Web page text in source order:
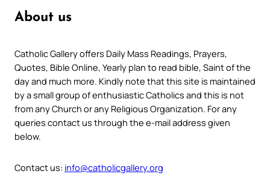
About us
Catholic Gallery offers Daily Mass Readings, Prayers,
Quotes, Bible Online, Yearly plan to read bible, Saint of the
day and much more. Kindly note that this site is maintained
by a small group of enthusiastic Catholics and this is not
from any Church or any Religious Organization. For any
queries contact us through the e-mail address given
below.
Contact us: info@catholicgallery.org